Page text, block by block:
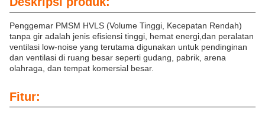
Penggemar PMSM HVLS (Volume Tinggi, Kecepatan Rendah)
tanpa gir adalah jenis efisiensi tinggi, hemat energi,dan peralatan
ventilasi low-noise yang terutama digunakan untuk pendinginan
dan ventilasi di ruang besar seperti gudang, pabrik, arena
olahraga, dan tempat komersial besar.
Fitur: